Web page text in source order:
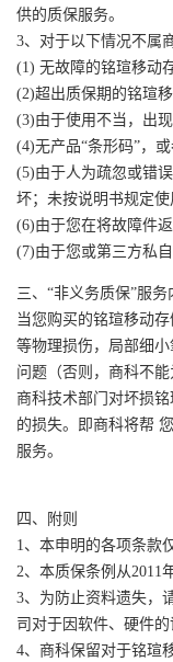
供的质保服务。
3、对于以下情况不属
(1) 无故障的铭瑄移动
(2)超出质保期的铭瑄移
(3)由于使用不当，出
(4)无产品“条形码”，
(5)由于人为疏忽或错
坏；未按说明书规定使
(6)由于您在将故障件
(7)由于您或第三方私
三、“非义务质保”服务
当您购买的铭瑄移动
等物理损伤，局部细
问题（否则，商科不能
商科技术部门对坏损
的损失。即商科将帮
服务。
四、附则
1、本申明的各项条款
2、本质保条例从2011
3、为防止资料遗失，
司对于因软件、硬件
4、商科保留对于铭瑄